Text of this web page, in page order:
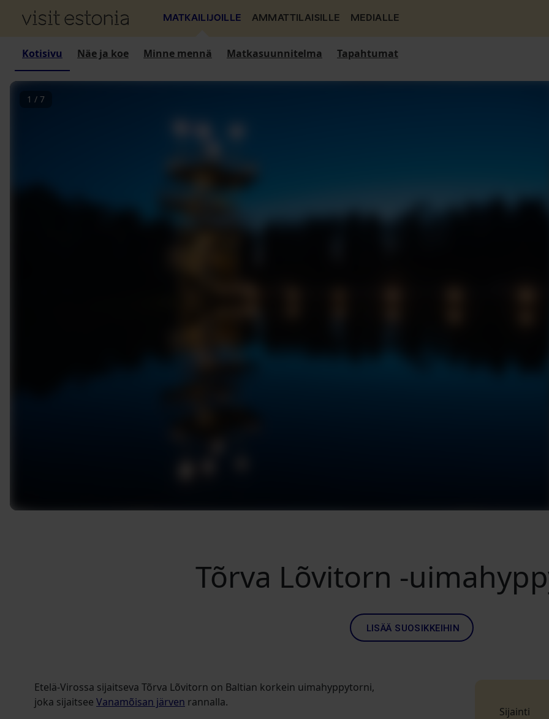
MATKAILIJOILLE AMMATTILAISILLE MEDIALLE
Kotisivu Näe ja koe Minne mennä Matkasuunnitelma Tapahtumat
1 / 7
Tõrva Lõvitorn -
LISÄÄ SUOSIKKEIHIN
Etelä-Virossa sijaitseva Tõrva Lõvitorn on Baltian korkein uimahyppytorni,
joka sijaitsee Vanamõisan järven rannalla.
Sijainti